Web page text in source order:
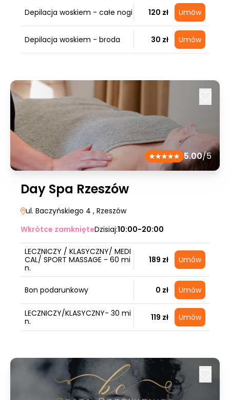
Depilacja woskiem - całe nogi 120 zł Umów
Depilacja woskiem - broda 30 zł Umów
5.00/5
Day Spa Rzeszów
ul. Baczyńskiego 4 , Rzeszów
Wkrótce zamknięteDzisiaj:10:00-20:00
LECZNICZY / KLASYCZNY/ MEDI
CAL/ SPORT MASSAGE - 60 mi
n.
189 zł Umów
Bon podarunkowy 0 zł Umów
LECZNICZY/KLASYCZNY- 30 mi
n.
119 zł Umów